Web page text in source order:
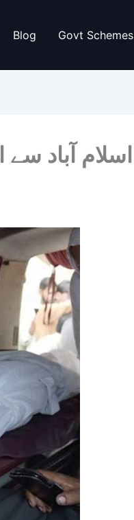
Blog Govt Schemes
اسلام آباد